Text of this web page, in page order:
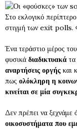
Στο εκλογικό
στιγμή των exit
Ένα τεράστιο μέρος του
φυσικά διαδικτυακά
αναρτήσεις οργής και
πως ολόκληρη η
κινείται σε μία
Δεν πρέπει να ξεχνάμε
οικοσυστήματα που